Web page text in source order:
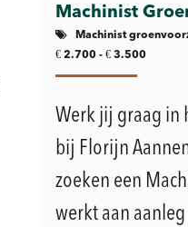
Machinist
Machinist
€ 2.700 - € 3.500
Werk jij graag in
bij Florijn
zoeken een
werkt aan